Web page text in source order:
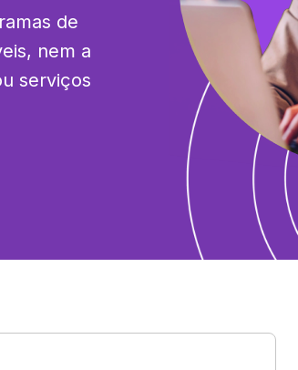
de
nem a
serviços